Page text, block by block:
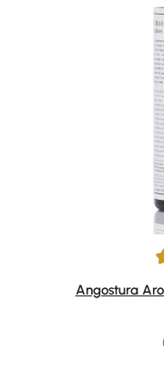
Durchschnittliche
Angostura